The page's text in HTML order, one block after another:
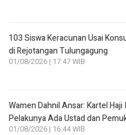
103 Siswa Keracunan Usai
di Rejotangan Tulungagung
01/08/2026 | 17:47 WIB
Wamen Dahnil Ansar: Kartel Haji
Pelakunya Ada Ustad dan
01/08/2026 | 16:44 WIB